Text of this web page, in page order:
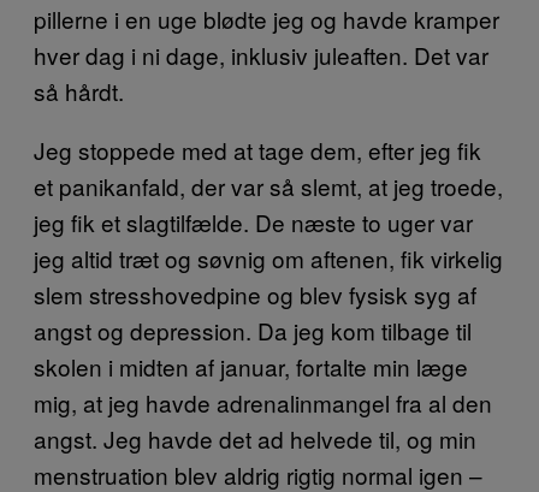
pillerne i en uge blødte jeg og havde kramper
hver dag i ni dage, inklusiv juleaften. Det var
så hårdt.
Jeg stoppede med at tage dem, efter jeg fik
et panikanfald, der var så slemt, at jeg troede,
jeg fik et slagtilfælde. De næste to uger var
jeg altid træt og søvnig om aftenen, fik virkelig
slem stresshovedpine og blev fysisk syg af
angst og depression. Da jeg kom tilbage til
skolen i midten af januar, fortalte min læge
mig, at jeg havde adrenalinmangel fra al den
angst. Jeg havde det ad helvede til, og min
menstruation blev aldrig rigtig normal igen –